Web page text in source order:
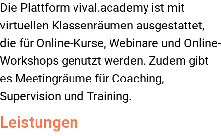
Die Plattform vival.academy ist mit
virtuellen Klassenräumen ausgestattet,
die für Online-Kurse, Webinare und Online-
Workshops genutzt werden. Zudem gibt
es Meetingräume für Coaching,
Supervision und Training.
Leistungen